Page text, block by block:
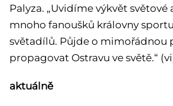
Palyza. „Uvidíme výkvět
mnoho fanoušků královny
světadílů. Půjde o mimořádnou
propagovat Ostravu ve světě.“
aktuálně